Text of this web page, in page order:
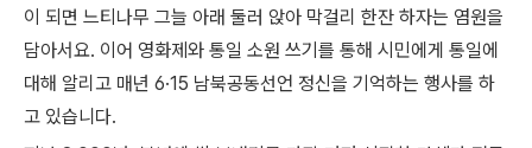
이 되면 느티나무 그늘 아래 둘러 앉아 막걸리 한잔 하자는 염원을
담아서요. 이어 영화제와 통일 소원 쓰기를 통해 시민에게 통일에
대해 알리고 매년 6·15 남북공동선언 정신을 기억하는 행사를 하
고 있습니다.